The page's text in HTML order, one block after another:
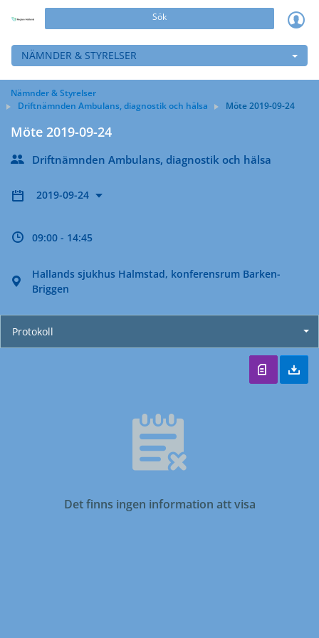
Sök
NÄMNDER & STYRELSER
Nämnder & Styrelser
Driftnämnden Ambulans, diagnostik och hälsa
Möte 2019-09-24
Möte 2019-09-24
Driftnämnden Ambulans, diagnostik och hälsa
2019-09-24
09:00 - 14:45
Hallands sjukhus Halmstad, konferensrum Barken-
Briggen
Protokoll
Det finns ingen information att visa